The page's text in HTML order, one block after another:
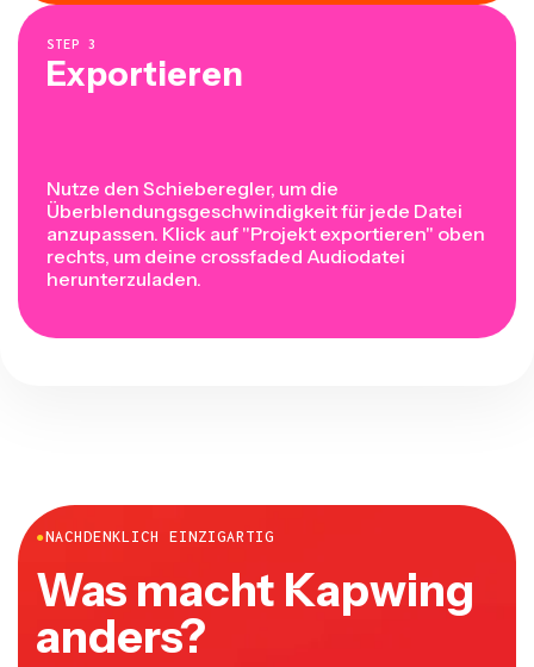
STEP 3
Exportieren
Nutze den Schieberegler, um die
Überblendungsgeschwindigkeit für jede Datei
anzupassen. Klick auf "Projekt exportieren" oben
rechts, um deine crossfaded Audiodatei
herunterzuladen.
●NACHDENKLICH EINZIGARTIG
Was macht Kapwing
anders?